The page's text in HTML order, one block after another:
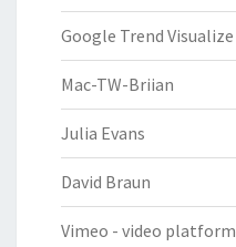
Google Trend Visualize
Mac-TW-Briian
Julia Evans
David Braun
Vimeo - video platform